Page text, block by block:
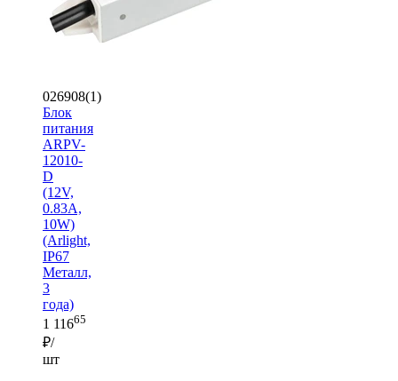
026908(1)
Блок
питания
ARPV-
12010-
D
(12V,
0.83A,
10W)
(Arlight,
IP67
Металл,
3
года)
1 11665
₽/
шт